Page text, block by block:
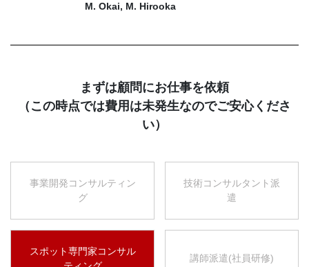
M. Okai, M. Hirooka
まずは顧問にお仕事を依頼
（この時点では費用は未発生なのでご安心くださ
い）
事業開発コンサルティン
グ
技術コンサルタント派
遣
スポット専門家コンサル
講師派遣(社員研修)